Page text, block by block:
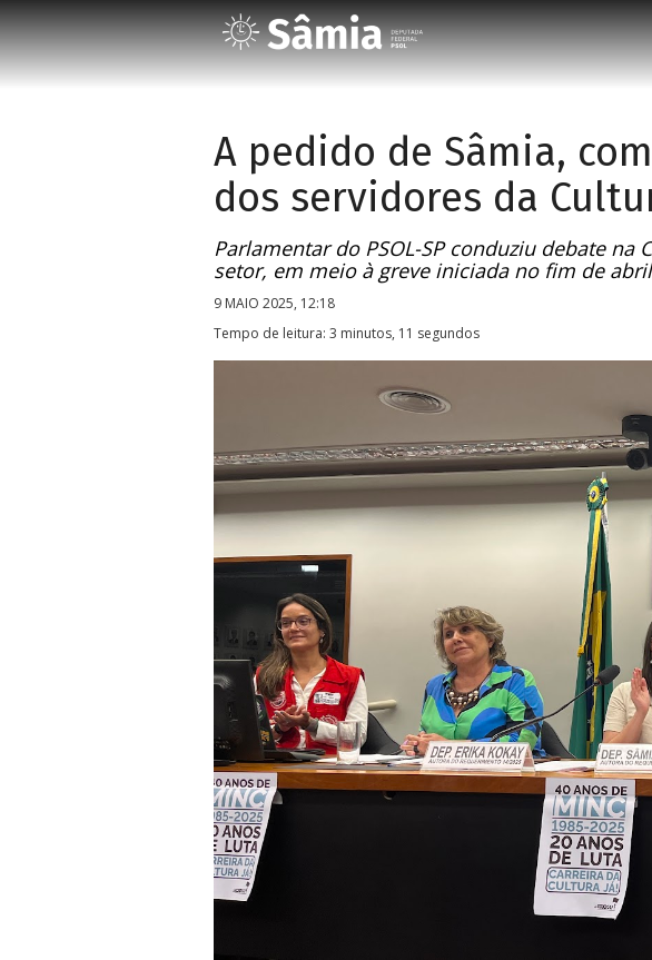
A pedido de Sâmia,
dos servidores da
Parlamentar do PSOL-SP conduziu debate
setor, em meio à greve iniciada no fim de abril
9 MAIO 2025, 12:18
Tempo de leitura: 3 minutos, 11 segundos